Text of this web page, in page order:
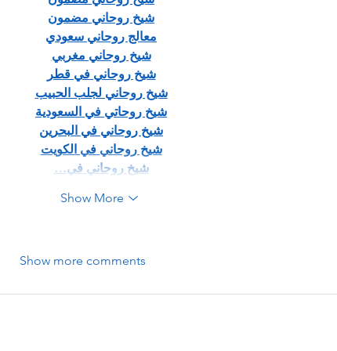
شيخ روحاني مضمون
معالج روحاني سعودي
شيخ روحاني مغربي
شيخ روحاني في قطر
شيخ روحاني لجلب الحبيب
شيخ روحاتي في السعودية
شيخ روحاني في البحرين
شيخ روحاني في الكويت
شيخ روحاني في…
Show More
Show more comments